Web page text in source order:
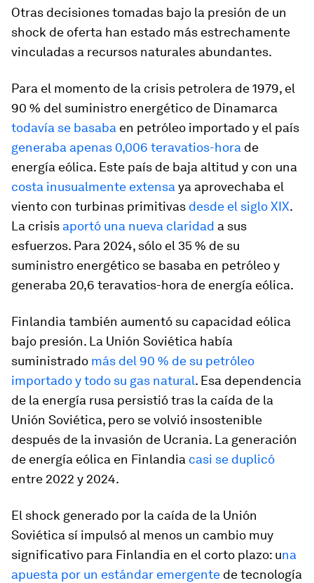
Otras decisiones tomadas bajo la presión de un
shock de oferta han estado más estrechamente
vinculadas a recursos naturales abundantes.
Para el momento de la crisis petrolera de 1979, el
90 % del suministro energético de Dinamarca
todavía se basaba en petróleo importado y el país
generaba apenas 0,006 teravatios-hora de
energía eólica. Este país de baja altitud y con una
costa inusualmente extensa ya aprovechaba el
viento con turbinas primitivas desde el siglo XIX.
La crisis aportó una nueva claridad a sus
esfuerzos. Para 2024, sólo el 35 % de su
suministro energético se basaba en petróleo y
generaba 20,6 teravatios-hora de energía eólica.
Finlandia también aumentó su capacidad eólica
bajo presión. La Unión Soviética había
suministrado más del 90 % de su petróleo
importado y todo su gas natural. Esa dependencia
de la energía rusa persistió tras la caída de la
Unión Soviética, pero se volvió insostenible
después de la invasión de Ucrania. La generación
de energía eólica en Finlandia casi se duplicó
entre 2022 y 2024.
El shock generado por la caída de la Unión
Soviética sí impulsó al menos un cambio muy
significativo para Finlandia en el corto plazo: una
apuesta por un estándar emergente de tecnología